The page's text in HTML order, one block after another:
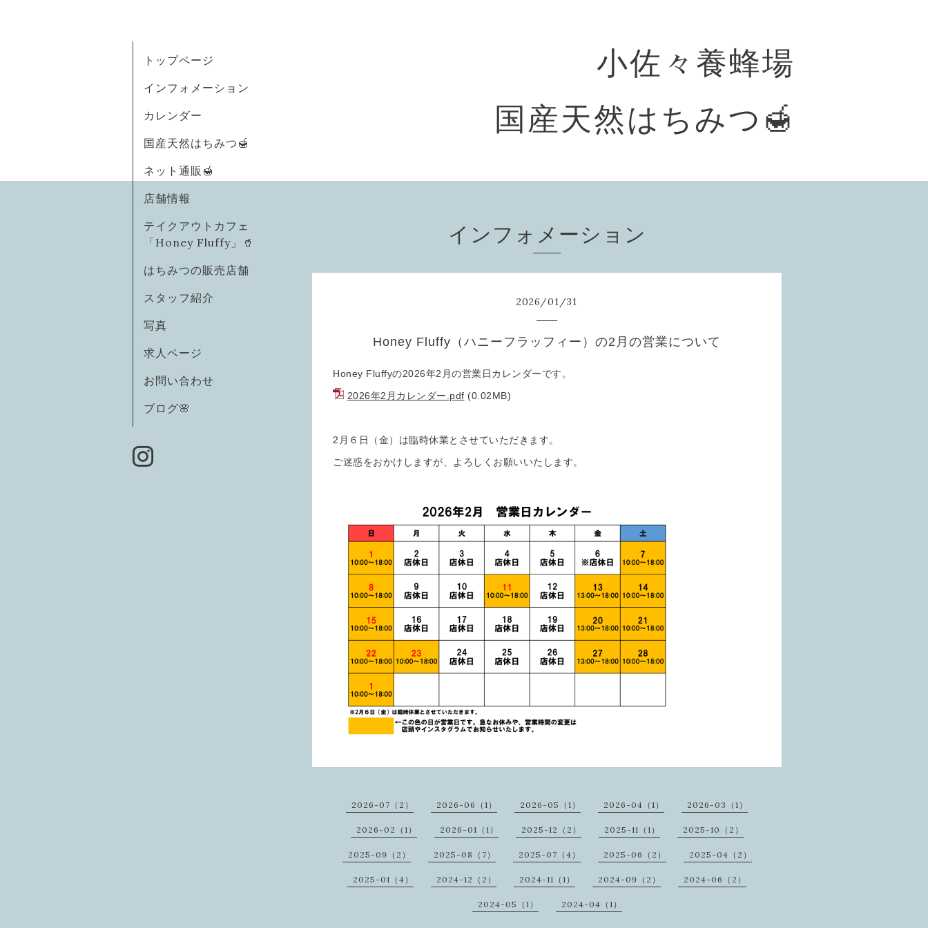
小佐々養蜂場
国産天然はちみつ🍯
トップページ
インフォメーション
カレンダー
国産天然はちみつ🍯
ネット通販🍯
店舗情報
テイクアウトカフェ
「Honey Fluffy」🥤
はちみつの販売店舗
スタッフ紹介
写真
求人ページ
お問い合わせ
ブログ🌸
インフォメーション
2026/01/31
Honey Fluffy（ハニーフラッフィー）の2月の営業について
Honey Fluffyの2026年2月の営業日カレンダーです。
2026年2月カレンダー.pdf (0.02MB)
2月６日（金）は臨時休業とさせていただきます。
ご迷惑をおかけしますが、よろしくお願いいたします。
2026-07（2） 2026-06（1） 2026-05（1） 2026-04（1） 2026-03（1）
2026-02（1） 2026-01（1） 2025-12（2） 2025-11（1） 2025-10（2）
2025-09（2） 2025-08（7） 2025-07（4） 2025-06（2） 2025-04（2）
2025-01（4） 2024-12（2） 2024-11（1） 2024-09（2） 2024-06（2）
2024-05（1） 2024-04（1）